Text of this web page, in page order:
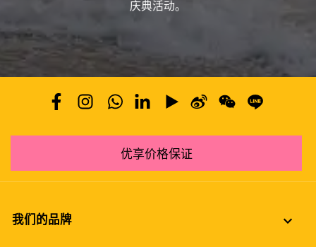
庆典活动。
优享价格保证
我们的品牌